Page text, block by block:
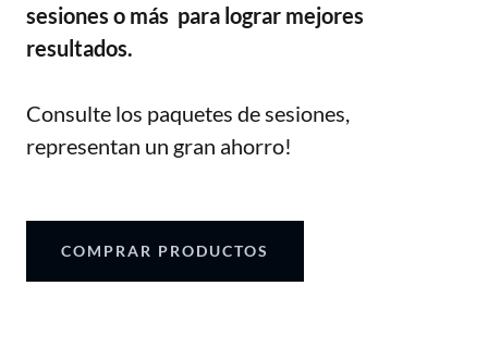
sesiones o más para lograr mejores
resultados.
Consulte los paquetes de sesiones,
representan un gran ahorro!
COMPRAR PRODUCTOS